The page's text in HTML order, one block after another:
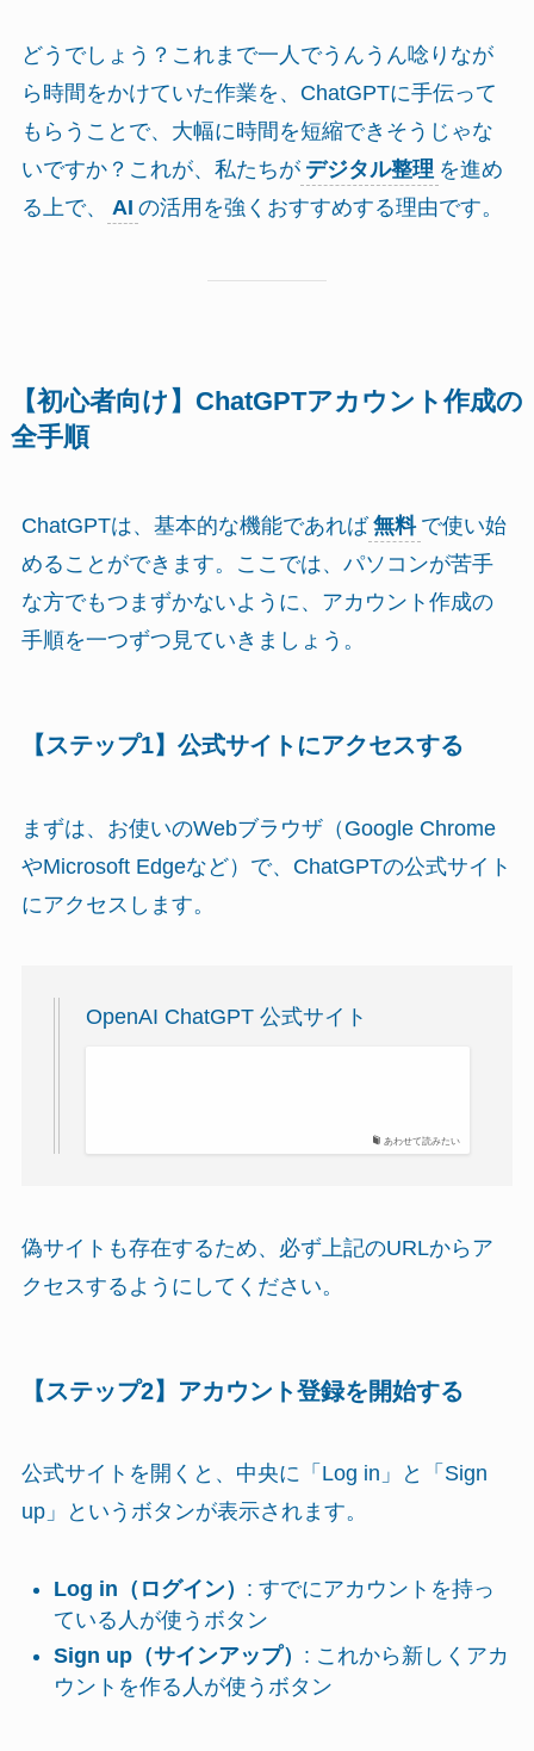
どうでしょう？これまで一人でうんうん唸りなが
ら時間をかけていた作業を、ChatGPTに手伝って
もらうことで、大幅に時間を短縮できそうじゃな
いですか？これが、私たちが デジタル整理 を進め
る上で、
AI の活用を強くおすすめする理由です。
【初心者向け】ChatGPTアカウント作成の
全手順
ChatGPTは、基本的な機能であれば 無料 で使い始
めることができます。ここでは、パソコンが苦手
な方でもつまずかないように、アカウント作成の
手順を一つずつ見ていきましょう。
【ステップ1】公式サイトにアクセスする
まずは、お使いのWebブラウザ（Google Chrome
やMicrosoft Edgeなど）で、ChatGPTの公式サイト
にアクセスします。
OpenAI ChatGPT 公式サイト
あわせて読みたい
偽サイトも存在するため、必ず上記のURLからア
クセスするようにしてください。
【ステップ2】アカウント登録を開始する
公式サイトを開くと、中央に「Log in」と「Sign
up」というボタンが表示されます。
Log in（ログイン） : すでにアカウントを持っ
ている人が使うボタン
Sign up（サインアップ） : これから新しくアカ
ウントを作る人が使うボタン